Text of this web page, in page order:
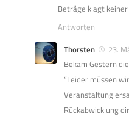
Beträge klagt keiner
Antworten
Thorsten
23.
Bekam Gestern
“Leider müssen
Veranstaltung
Rückabwicklung